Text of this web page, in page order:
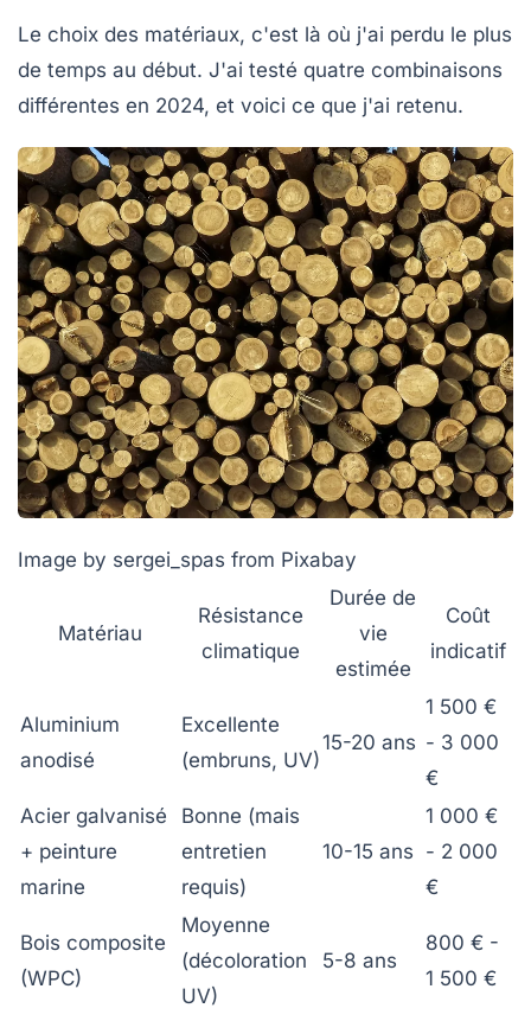
Le choix des matériaux, c'est là où j'ai perdu le plus
de temps au début. J'ai testé quatre combinaisons
différentes en 2024, et voici ce que j'ai retenu.
Image by sergei_spas from Pixabay
Matériau
Résistance
climatique
Durée de
vie
estimée
Coût
indicatif
Aluminium
anodisé
Excellente
(embruns, UV)
15-20 ans
1 500 €
- 3 000
€
Acier galvanisé
+ peinture
marine
Bonne (mais
entretien
requis)
10-15 ans
1 000 €
- 2 000
€
Bois composite
(WPC)
Moyenne
(décoloration
UV)
5-8 ans
800 € -
1 500 €